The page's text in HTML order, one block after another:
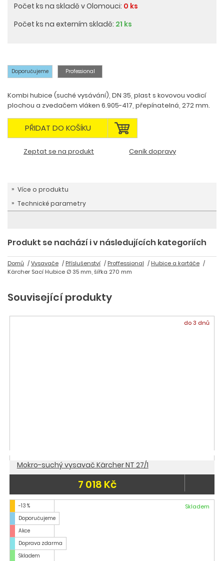
Počet ks na skladě v Olomouci: 0 ks
Počet ks na externím skladě: 21 ks
Doporučujeme Professional
Kombi hubice (suché vysávání), DN 35, plast s kovovou vodicí
plochou a zvedačem vláken 6.905-417, přepínatelná, 272 mm.
PŘIDAT DO KOŠÍKU
Zeptat se na produkt Ceník dopravy
Více o produktu
Technické parametry
Produkt se nachází i v následujících kategoriích
Domů Vysavače Příslušenství Proffessional
Hubice a kartáče
Kärcher Sací Hubice Ø 35 mm, šířka 270 mm
Související produkty
do 3 dnů
Mokro-suchý vysavač Kärcher NT 27/1
7 018 Kč
-13 %
Doporučujeme
Akce
Doprava zdarma
Skladem
Skladem